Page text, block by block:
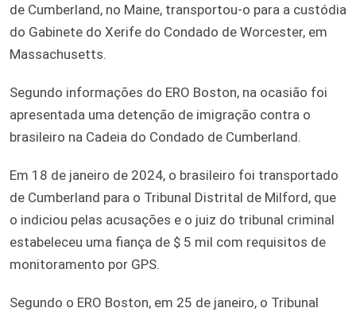
de Cumberland, no Maine, transportou-o para a custódia
do Gabinete do Xerife do Condado de Worcester, em
Massachusetts.
Segundo informações do ERO Boston, na ocasião foi
apresentada uma detenção de imigração contra o
brasileiro na Cadeia do Condado de Cumberland.
Em 18 de janeiro de 2024, o brasileiro foi transportado
de Cumberland para o Tribunal Distrital de Milford, que
o indiciou pelas acusações e o juiz do tribunal criminal
estabeleceu uma fiança de $ 5 mil com requisitos de
monitoramento por GPS.
Segundo o ERO Boston, em 25 de janeiro, o Tribunal